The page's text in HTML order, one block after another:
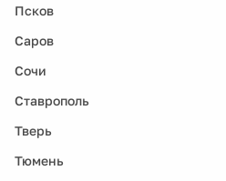
Псков
Саров
Сочи
Ставрополь
Тверь
Тюмень